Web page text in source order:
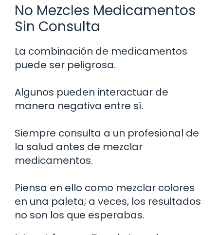
No Mezcles Medicamentos
Sin Consulta
La combinación de medicamentos
puede ser peligrosa.
Algunos pueden interactuar de
manera negativa entre sí.
Siempre consulta a un profesional de
la salud antes de mezclar
medicamentos.
Piensa en ello como mezclar colores
en una paleta; a veces, los resultados
no son los que esperabas.